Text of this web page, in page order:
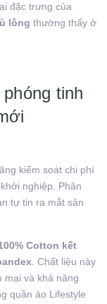
đặc trưng của
lông thường thấy ở
tinh
kiểm soát chi phí
nghiệp. Phân
tự tin ra mắt sản
Cotton kết
. Chất liệu này
mại và khả năng
quần áo Lifestyle